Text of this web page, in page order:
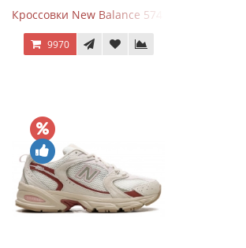
Кроссовки New Balance 574 Silver Summer
9970